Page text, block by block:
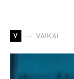
V VAIKAI